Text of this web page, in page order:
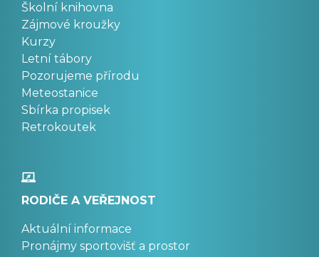
Školní knihovna
Zájmové kroužky
Kurzy
Letní tábory
Pozorujeme přírodu
Meteostanice
Sbírka propisek
Retrokoutek
RODIČE A VEŘEJNOST
Aktuální informace
Pronájmy sportovišť a prostor